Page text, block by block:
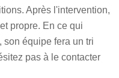
Après l'intervention,
propre. En ce qui
son équipe fera un tri
pas à le contacter